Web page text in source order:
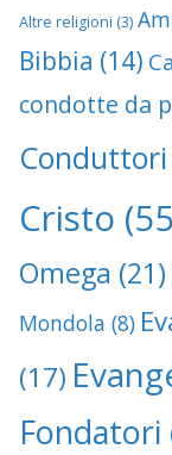
Altre religioni (3)
Bibbia (14)
condotte da
Conduttori
Cristo
Omega (21)
Mondola (8)
(17)
Fondatori